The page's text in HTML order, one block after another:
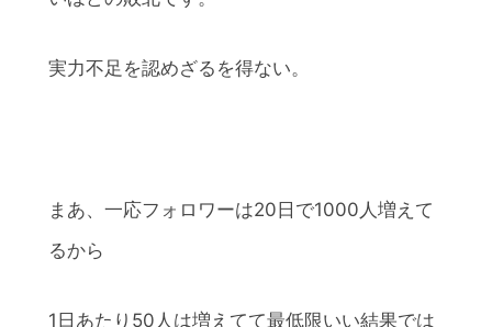
実力不足を認めざるを得ない。
まあ、一応フォロワーは20日で1000人増えて
るから
1日あたり50人は増えてて最低限いい結果では